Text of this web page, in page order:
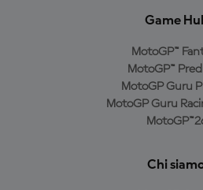
Game
MotoGP™
MotoGP™
MotoGP Guru
MotoGP Guru
Chi